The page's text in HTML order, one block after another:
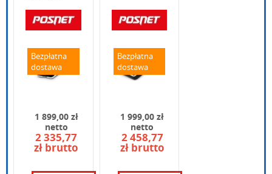
Wpisz poniżej swoje pytanie
Wpisz kod widoczny na obrazku:
Bezpłatna
dostawa
1 899,00 zł
netto
2 335,77
zł brutto
Bezpłatna
dostawa
1 999,00 zł
netto
2 458,77
zł brutto